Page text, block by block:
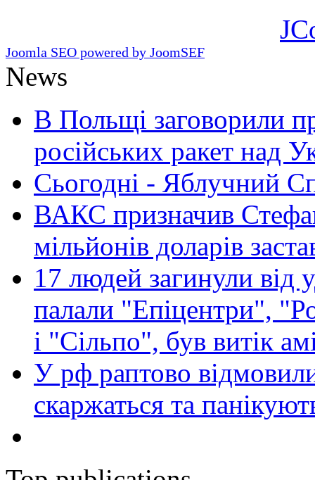
Joomla SEO powered by JoomSEF
News
В Польщі заговорили
російських ракет над
Сьогодні - Яблучний
ВАКС призначив
мільйонів доларів
17 людей загинули від
палали "Епіцентри",
і "Сільпо", був витік
У рф раптово
скаржаться та